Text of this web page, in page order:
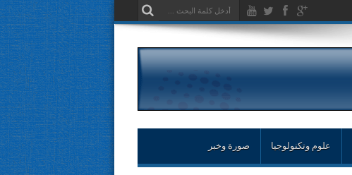
علوم وتكنولوجيا صورة وخبر